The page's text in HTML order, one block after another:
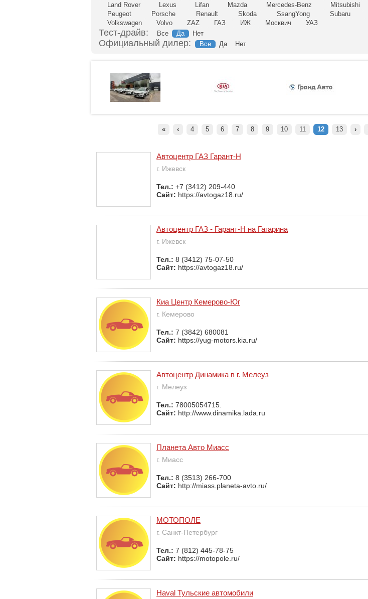
Land Rover
Lexus Lifan Mazda Mercedes-Benz Mitsubishi
Peugeot
Porsche Renault Skoda SsangYong Subaru
Volkswagen
Volvo ZAZ ГАЗ ИЖ Москвич УАЗ
Тест-драйв: Все Да Нет
Официальный дилер: Все Да Нет
« ‹ 4 5 6 7 8 9 10 11 12 13 ›
Автоцентр ГАЗ Гарант-Н
г. Ижевск
Тел.: +7 (3412) 209-440
Сайт: https://avtogaz18.ru/
Автоцентр ГАЗ - Гарант-Н на Гагарина
г. Ижевск
Тел.: 8 (3412) 75-07-50
Сайт: https://avtogaz18.ru/
Киа Центр Кемерово-Юг
г. Кемерово
Тел.: 7 (3842) 680081
Сайт: https://yug-motors.kia.ru/
Автоцентр Динамика в г. Мелеуз
г. Мелеуз
Тел.: 78005054715.
Сайт: http://www.dinamika.lada.ru
Планета Авто Миасс
г. Миасс
Тел.: 8 (3513) 266-700
Сайт: http://miass.planeta-avto.ru/
МОТОПОЛЕ
г. Санкт-Петербург
Тел.: 7 (812) 445-78-75
Сайт: https://motopole.ru/
Haval Тульские автомобили